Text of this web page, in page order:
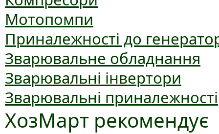
Мотопомпи
Приналежності до
Зварювальне обладнання
Зварювальні інвертори
Зварювальні приналежності
ХозМарт рекомендує